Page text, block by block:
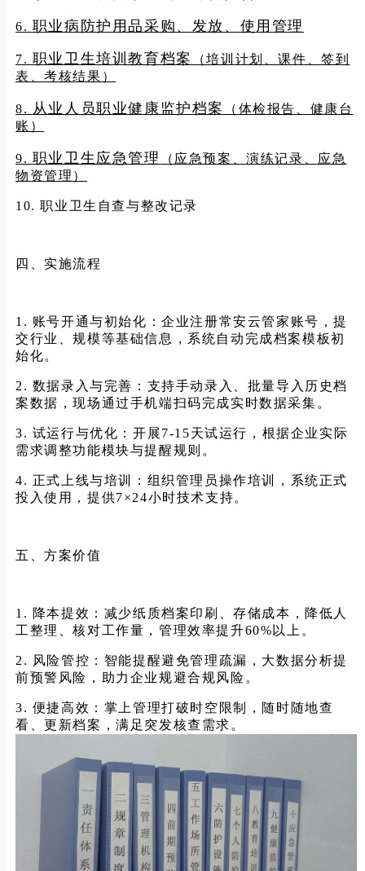
6. 职业病防护用品采购、发放、使用管理
7. 职业卫生培训教育档案
（培训计划、课件、签到
表、考核结果）
8. 从业人员职业健康监护档案
（体检报告、健康台
账）
9. 职业卫生应急管理
（应急预案、演练记录、应急
物资管理）
10. 职业卫生自查与整改记录
四、实施流程
1. 账号开通与初始化：企业注册常安云管家账号，提
交行业、规模等基础信息，系统自动完成档案模板初
始化。
2. 数据录入与完善：支持手动录入、批量导入历史档
案数据，现场通过手机端扫码完成实时数据采集。
3. 试运行与优化：开展7-15天试运行，根据企业实际
需求调整功能模块与提醒规则。
4. 正式上线与培训：组织管理员操作培训，系统正式
投入使用，提供7×24小时技术支持。
五、方案价值
1. 降本提效：减少纸质档案印刷、存储成本，降低人
工整理、核对工作量，管理效率提升60%以上。
2. 风险管控：智能提醒避免管理疏漏，大数据分析提
前预警风险，助力企业规避合规风险。
3. 便捷高效：掌上管理打破时空限制，随时随地查
看、更新档案，满足突发核查需求。